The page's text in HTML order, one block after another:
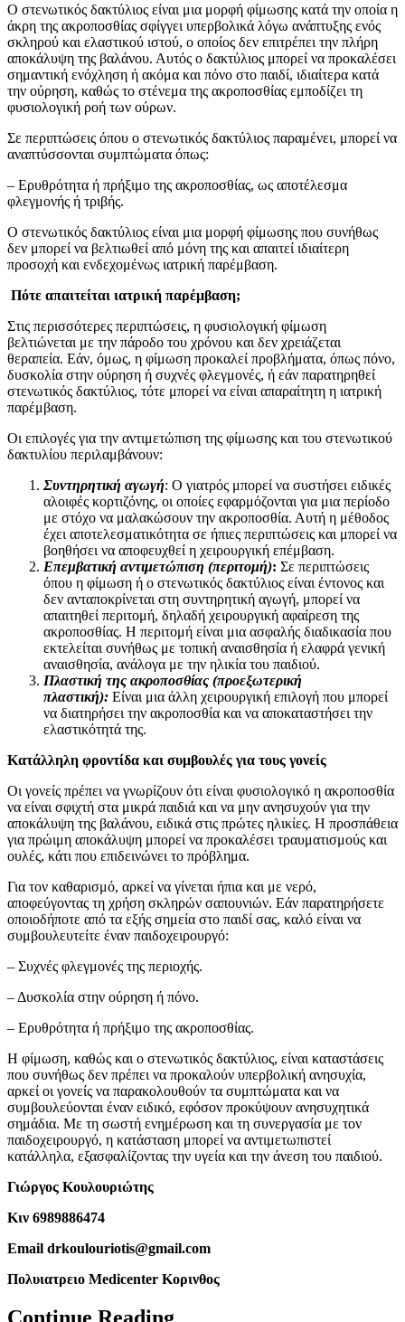
Ο στενωτικός δακτύλιος είναι μια μορφή φίμωσης κατά την οποία η
άκρη της ακροποσθίας σφίγγει υπερβολικά λόγω ανάπτυξης ενός
σκληρού και ελαστικού ιστού, ο οποίος δεν επιτρέπει την πλήρη
αποκάλυψη της βαλάνου. Αυτός ο δακτύλιος μπορεί να προκαλέσει
σημαντική ενόχληση ή ακόμα και πόνο στο παιδί, ιδιαίτερα κατά
την ούρηση, καθώς το στένεμα της ακροποσθίας εμποδίζει τη
φυσιολογική ροή των ούρων.
Σε περιπτώσεις όπου ο στενωτικός δακτύλιος παραμένει, μπορεί να
αναπτύσσονται συμπτώματα όπως:
– Ερυθρότητα ή πρήξιμο της ακροποσθίας, ως αποτέλεσμα
φλεγμονής ή τριβής.
Ο στενωτικός δακτύλιος είναι μια μορφή φίμωσης που συνήθως
δεν μπορεί να βελτιωθεί από μόνη της και απαιτεί ιδιαίτερη
προσοχή και ενδεχομένως ιατρική παρέμβαση.
Πότε απαιτείται ιατρική παρέμβαση;
Στις περισσότερες περιπτώσεις, η φυσιολογική φίμωση
βελτιώνεται με την πάροδο του χρόνου και δεν χρειάζεται
θεραπεία. Εάν, όμως, η φίμωση προκαλεί προβλήματα, όπως πόνο,
δυσκολία στην ούρηση ή συχνές φλεγμονές, ή εάν παρατηρηθεί
στενωτικός δακτύλιος, τότε μπορεί να είναι απαραίτητη η ιατρική
παρέμβαση.
Οι επιλογές για την αντιμετώπιση της φίμωσης και του στενωτικού
δακτυλίου περιλαμβάνουν:
Συντηρητική αγωγή: Ο γιατρός μπορεί να συστήσει ειδικές
αλοιφές κορτιζόνης, οι οποίες εφαρμόζονται για μια περίοδο
με στόχο να μαλακώσουν την ακροποσθία. Αυτή η μέθοδος
έχει αποτελεσματικότητα σε ήπιες περιπτώσεις και μπορεί να
βοηθήσει να αποφευχθεί η χειρουργική επέμβαση.
Επεμβατική αντιμετώπιση (περιτομή): Σε περιπτώσεις
όπου η φίμωση ή ο στενωτικός δακτύλιος είναι έντονος και
δεν ανταποκρίνεται στη συντηρητική αγωγή, μπορεί να
απαιτηθεί περιτομή, δηλαδή χειρουργική αφαίρεση της
ακροποσθίας. Η περιτομή είναι μια ασφαλής διαδικασία που
εκτελείται συνήθως με τοπική αναισθησία ή ελαφρά γενική
αναισθησία, ανάλογα με την ηλικία του παιδιού.
Πλαστική της ακροποσθίας (προεξωτερική
πλαστική): Είναι μια άλλη χειρουργική επιλογή που μπορεί
να διατηρήσει την ακροποσθία και να αποκαταστήσει την
ελαστικότητά της.
Κατάλληλη φροντίδα και συμβουλές για τους γονείς
Οι γονείς πρέπει να γνωρίζουν ότι είναι φυσιολογικό η ακροποσθία
να είναι σφιχτή στα μικρά παιδιά και να μην ανησυχούν για την
αποκάλυψη της βαλάνου, ειδικά στις πρώτες ηλικίες. Η προσπάθεια
για πρώιμη αποκάλυψη μπορεί να προκαλέσει τραυματισμούς και
ουλές, κάτι που επιδεινώνει το πρόβλημα.
Για τον καθαρισμό, αρκεί να γίνεται ήπια και με νερό,
αποφεύγοντας τη χρήση σκληρών σαπουνιών. Εάν παρατηρήσετε
οποιοδήποτε από τα εξής σημεία στο παιδί σας, καλό είναι να
συμβουλευτείτε έναν παιδοχειρουργό:
– Συχνές φλεγμονές της περιοχής.
– Δυσκολία στην ούρηση ή πόνο.
– Ερυθρότητα ή πρήξιμο της ακροποσθίας.
Η φίμωση, καθώς και ο στενωτικός δακτύλιος, είναι καταστάσεις
που συνήθως δεν πρέπει να προκαλούν υπερβολική ανησυχία,
αρκεί οι γονείς να παρακολουθούν τα συμπτώματα και να
συμβουλεύονται έναν ειδικό, εφόσον προκύψουν ανησυχητικά
σημάδια. Με τη σωστή ενημέρωση και τη συνεργασία με τον
παιδοχειρουργό, η κατάσταση μπορεί να αντιμετωπιστεί
κατάλληλα, εξασφαλίζοντας την υγεία και την άνεση του παιδιού.
Γιώργος Κουλουριώτης
Κιν 6989886474
Email drkoulouriotis@gmail.com
Πολυιατρειο Medicenter Kορινθος
Continue Reading